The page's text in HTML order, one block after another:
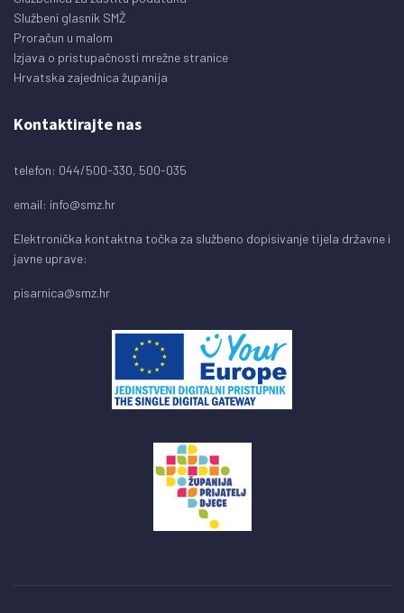
Službeni glasnik SMŽ
Proračun u malom
Izjava o pristupačnosti mrežne stranice
Hrvatska zajednica županija
Kontaktirajte nas
telefon: 044/500-330, 500-035
email: info@smz.hr
Elektronička kontaktna točka za službeno dopisivanje tijela državne i
javne uprave:
pisarnica@smz.hr